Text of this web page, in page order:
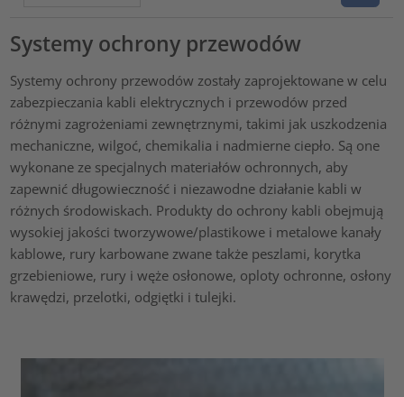
Systemy ochrony przewodów
Systemy ochrony przewodów zostały zaprojektowane w celu
zabezpieczania kabli elektrycznych i przewodów przed
różnymi zagrożeniami zewnętrznymi, takimi jak uszkodzenia
mechaniczne, wilgoć, chemikalia i nadmierne ciepło. Są one
wykonane ze specjalnych materiałów ochronnych, aby
zapewnić długowieczność i niezawodne działanie kabli w
różnych środowiskach. Produkty do ochrony kabli obejmują
wysokiej jakości tworzywowe/plastikowe i metalowe kanały
kablowe, rury karbowane zwane także peszlami, korytka
grzebieniowe, rury i węże osłonowe, oploty ochronne, osłony
krawędzi, przelotki, odgiętki i tulejki.